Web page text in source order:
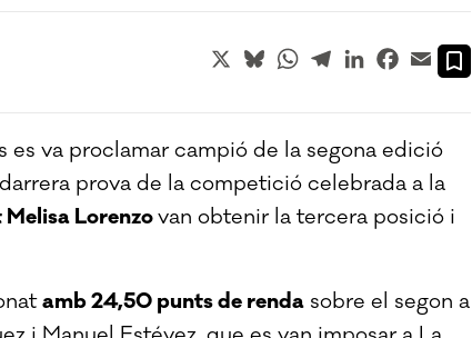
X BlueskyWhatsApp
TelegramLinkedInFacebook
Email
es va proclamar campió de la segona edició
prova de la competició celebrada a la
Lorenzovan obtenir la tercera posició i
amb 24,50 punts de renda sobre el segon a